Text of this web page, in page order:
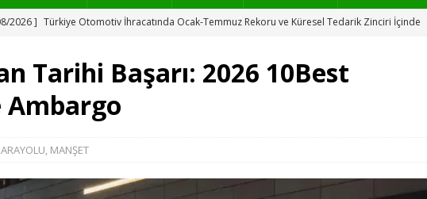
2026 ] Türkiye Otomotiv İhracatında Ocak-Temmuz Rekoru ve Küresel Tedarik Zinciri İçinde
2026 ]
Ohtamış Şelalesi Yolu Gelişiyor: 2.8 km’lik Yolda Sıcak Asfaltla Konfor ve Güvenlik
OTOBAN
KARAYOLU
2026 ]
Alo 193 OHİM ile Trafik Sigortasında Değer Kaybı Uyuşmazlıklarında Devrim: Tek
Tarihi Başarı: 2026 10Best
Ambargo
, MANŞET